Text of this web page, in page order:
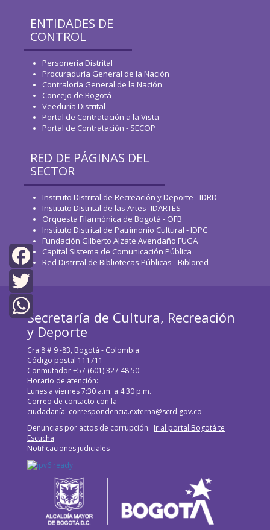
Facebook
Twitter
WhatsApp
ENTIDADES DE
CONTROL
Personería Distrital
Procuraduría General de la Nación
Contraloría General de la Nación
Concejo de Bogotá
Veeduría Distrital
Portal de Contratación a la Vista
Portal de Contratación - SECOP
RED DE PÁGINAS DEL
SECTOR
Instituto Distrital de Recreación y Deporte - IDRD
Instituto Distrital de las Artes -IDARTES
Orquesta Filarmónica de Bogotá - OFB
Instituto Distrital de Patrimonio Cultural - IDPC
Fundación Gilberto Alzate Avendaño FUGA
Capital Sistema de Comunicación Pública
Red Distrital de Bibliotecas Públicas - Biblored
Secretaría de Cultura, Recreación
y Deporte
Cra 8 # 9 -83, Bogotá - Colombia
Código postal 111711
Conmutador +57 (601) 327 48 50
Horario de atención:
Lunes a viernes 7:30 a.m. a 4:30 p.m.
Correo de contacto con la
ciudadanía: correspondencia.externa@scrd.gov.co
Denuncias por actos de corrupción: Ir al portal Bogotá te
Escucha
Notificaciones judiciales